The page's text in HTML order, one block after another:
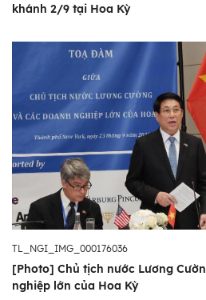
khánh 2/9 tại Hoa Kỳ
TL_NGI_IMG_000176036
[Photo] Chủ tịch nước Lương
nghiệp lớn của Hoa Kỳ